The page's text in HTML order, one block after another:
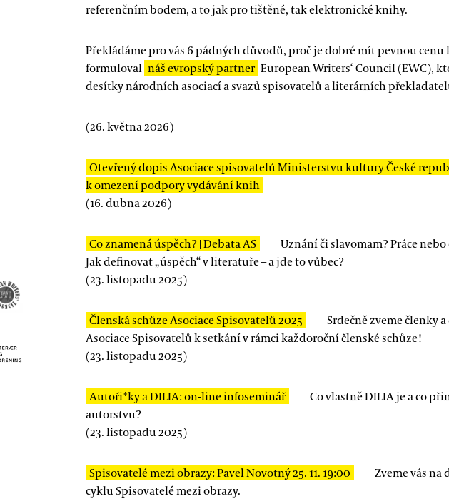
referenčním bodem, a to jak pro tištěné, tak elektronické knihy.
Překládáme pro vás 6 pádných důvodů, proč je dobré mít pevnou cenu
formuloval náš evropský partner European Writers‘ Council (EWC),
desítky národních asociací a svazů spisovatelů a literárních
(26. května 2026)
Otevřený dopis Asociace spisovatelů Ministerstvu kultury České
k omezení podpory vydávání knih
(16. dubna 2026)
Co znamená úspěch? | Debata AS
Uznání či slavomam? Práce
Jak definovat „úspěch“ v literatuře – a jde to vůbec?
(23. listopadu 2025)
Členská schůze Asociace Spisovatelů 2025
Srdečně zveme členky
Asociace Spisovatelů k setkání v rámci každoroční členské schůze!
(23. listopadu 2025)
Autoři*ky a DILIA: on-line infoseminář
Co vlastně DILIA je a co
autorstvu?
(23. listopadu 2025)
Spisovatelé mezi obrazy: Pavel Novotný 25. 11. 19:00
Zveme vás na
cyklu Spisovatelé mezi obrazy.